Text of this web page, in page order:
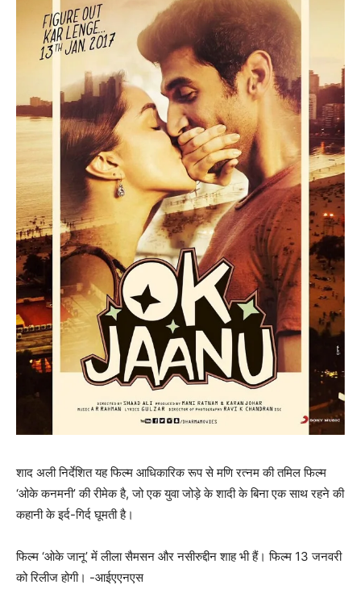
शाद अली निर्देशित यह फिल्म आधिकारिक रूप से मणि रत्नम की तमिल फिल्म
‘ओके कनमनी’ की रीमेक है, जो एक युवा जोड़े के शादी के बिना एक साथ रहने की
कहानी के इर्द-गिर्द घूमती है।
फिल्‍म ‘ओके जानू’ में लीला सैमसन और नसीरुद्दीन शाह भी हैं। फिल्म 13 जनवरी
को रिलीज होगी। -आईएएनएस